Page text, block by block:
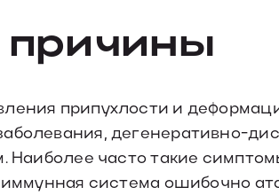
припухлости и
дегенеративно-
Наиболее часто такие
система ошибочно